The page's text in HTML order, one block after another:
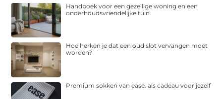
Handboek voor een gezellige woning en een
onderhoudsvriendelijke tuin
Hoe herken je dat een oud slot vervangen moet
worden?
Premium sokken van ease. als cadeau voor jezelf